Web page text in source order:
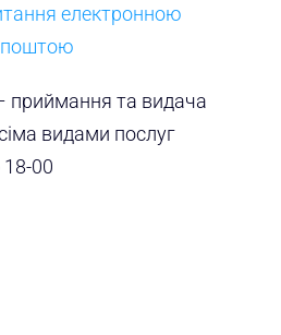
електронною
поштою
приймання та видача
видами послуг
00